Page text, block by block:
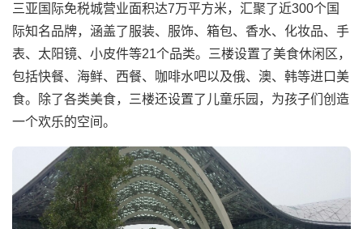
三亚国际免税城营业面积达7万平方米，汇聚了近300个国
际知名品牌，涵盖了服装、服饰、箱包、香水、化妆品、手
表、太阳镜、小皮件等21个品类。三楼设置了美食休闲区，
包括快餐、海鲜、西餐、咖啡水吧以及俄、澳、韩等进口美
食。除了各类美食，三楼还设置了儿童乐园，为孩子们创造
一个欢乐的空间。